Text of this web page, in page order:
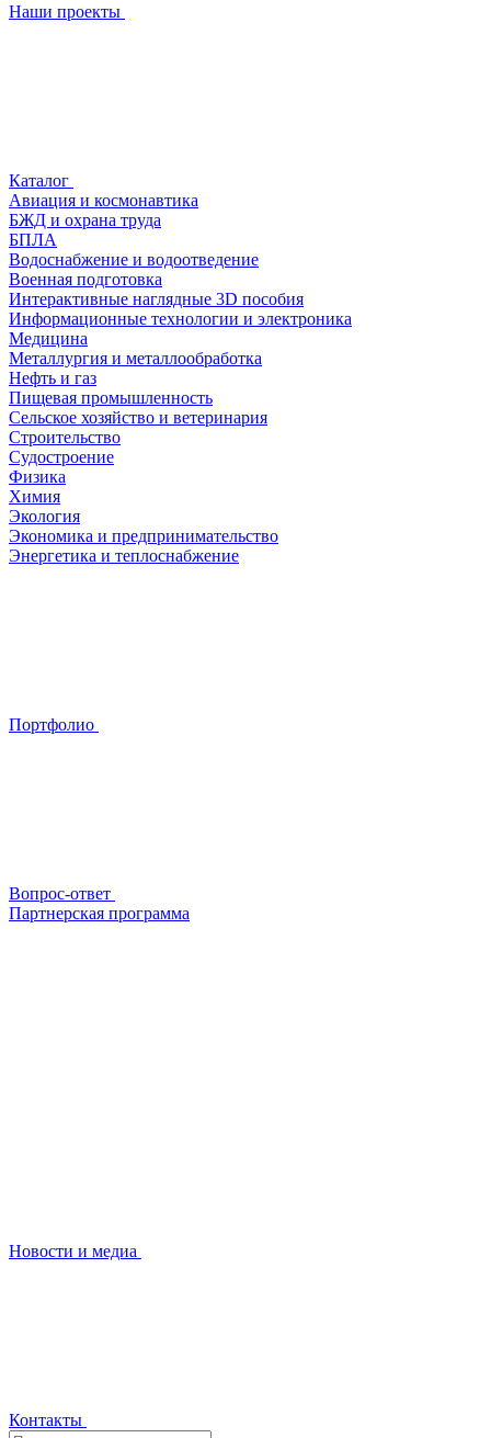
Наши проекты
Каталог
Авиация и космонавтика
БЖД и охрана труда
БПЛА
Водоснабжение и водоотведение
Военная подготовка
Интерактивные наглядные 3D пособия
Информационные технологии и электроника
Медицина
Металлургия и металлообработка
Нефть и газ
Пищевая промышленность
Сельское хозяйство и ветеринария
Строительство
Судостроение
Физика
Химия
Экология
Экономика и предпринимательство
Энергетика и теплоснабжение
Портфолио
Вопрос-ответ
Партнерская программа
Новости и медиа
Контакты